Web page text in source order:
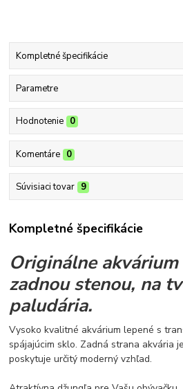
Kompletné špecifikácie
Parametre
Hodnotenie 0
Komentáre 0
Súvisiaci tovar 9
Kompletné špecifikácie
Originálne
zadnou stenou, na
paludária.
Vysoko kvalitné akvárium lepené s
spájajúcim sklo. Zadná strana akvária
poskytuje určitý moderný vzhľad.